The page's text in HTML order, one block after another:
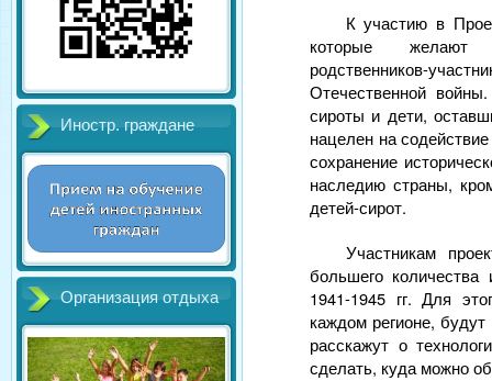
Иностр. граждане
Организация отдыха
К участию в
которые желают
родственников-
Отечественной
сироты и дети,
нацелен на
сохранение
наследию страны,
детей-сирот.
Участникам
большего
1941-1945 гг. Для
каждом регионе,
расскажут о
сделать, куда можно